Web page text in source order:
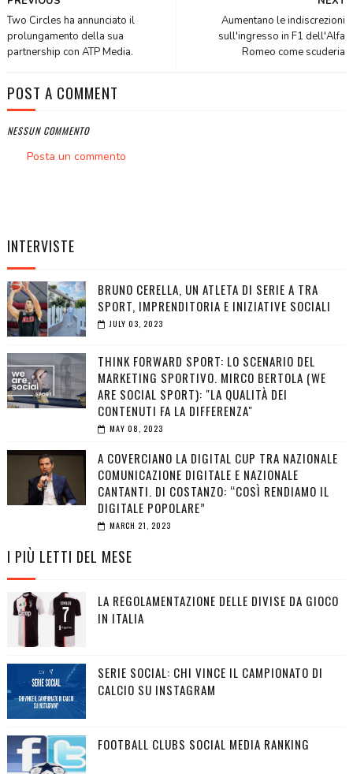
Aumentano le indiscrezioni
sull'ingresso in F1 dell'Alfa
Romeo come scuderia
Two Circles ha annunciato il
prolungamento della sua
partnership con ATP Media.
POST A COMMENT
NESSUN COMMENTO
Posta un commento
INTERVISTE
BRUNO CERELLA, UN ATLETA DI SERIE A TRA
SPORT, IMPRENDITORIA E INIZIATIVE SOCIALI
JULY 03, 2023
THINK FORWARD SPORT: LO SCENARIO DEL
MARKETING SPORTIVO. MIRCO BERTOLA (WE
ARE SOCIAL SPORT): "LA QUALITÀ DEI
CONTENUTI FA LA DIFFERENZA"
MAY 08, 2023
A COVERCIANO LA DIGITAL CUP TRA NAZIONALE
COMUNICAZIONE DIGITALE E NAZIONALE
CANTANTI. DI COSTANZO: “COSÌ RENDIAMO IL
DIGITALE POPOLARE”
MARCH 21, 2023
I PIÙ LETTI DEL MESE
LA REGOLAMENTAZIONE DELLE DIVISE DA GIOCO
IN ITALIA
SERIE SOCIAL: CHI VINCE IL CAMPIONATO DI
CALCIO SU INSTAGRAM
FOOTBALL CLUBS SOCIAL MEDIA RANKING